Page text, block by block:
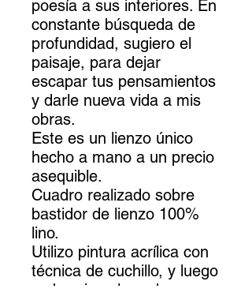
poesía a sus interiores. En
constante búsqueda de
profundidad, sugiero el
paisaje, para dejar
escapar tus pensamientos
y darle nueva vida a mis
obras.
Este es un lienzo único
hecho a mano a un precio
asequible.
Cuadro realizado sobre
bastidor de lienzo 100%
lino.
Utilizo pintura acrílica con
técnica de cuchillo, y luego
se barniza el cuadro para